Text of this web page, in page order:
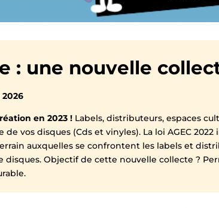
: une nouvelle
2026
en 2023 ! Labels, distributeurs, espaces
de vos disques (Cds et vinyles). La loi AGEC
auxquelles se confrontent les labels et
disques. Objectif de cette nouvelle collecte ?